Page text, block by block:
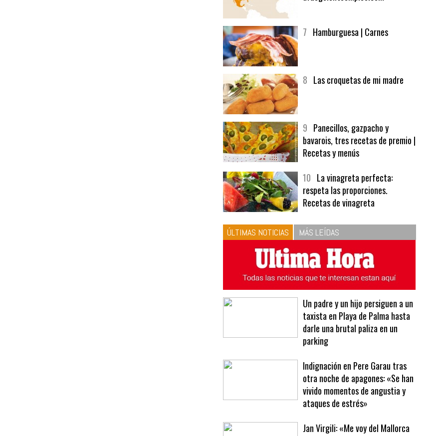
afuegolentoempleo.com
bavarois, tres recetas de premio |
Recetas y menús
respeta las proporciones.
Recetas de vinagreta
ÚLTIMAS NOTICIAS MÁS LEÍDAS
Un padre y un hijo persiguen a un
darle una brutal paliza en un
parking
Indignación en Pere Garau tras
vivido momentos de angustia y